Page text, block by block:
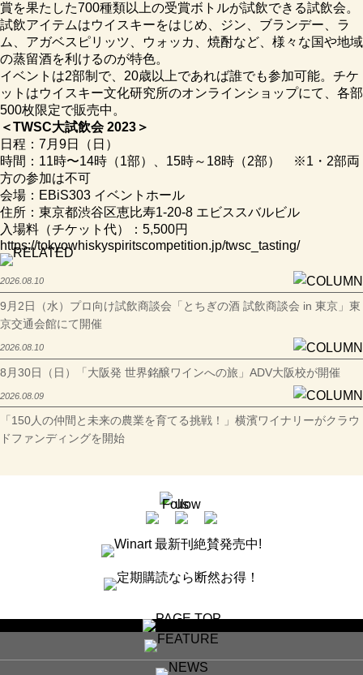
賞を果たした700種類以上の受賞ボトルが試飲できる試飲会。
試飲アイテムはウイスキーをはじめ、ジン、ブランデー、ラ
ム、アガベスピリッツ、ウォッカ、焼酎など、様々な国や地域
の蒸留酒を利けるのが特色。
イベントは2部制で、20歳以上であれば誰でも参加可能。チケ
ットはウイスキー文化研究所のオンラインショップにて、各部
500枚限定で販売中。
＜TWSC大試飲会 2023＞
日程：7月9日（日）
時間：11時〜14時（1部）、15時～18時（2部） ※1・2部両
方の参加は不可
会場：EBiS303 イベントホール
住所：東京都渋谷区恵比寿1-20-8 エビススバルビル
入場料（チケット代）：5,500円
https://tokyowhiskyspiritscompetition.jp/twsc_tasting/
2026.08.10
9月2日（水）プロ向け試飲商談会「とちぎの酒 試飲商談会 in 東京」東
京交通会館にて開催
2026.08.10
8月30日（日）「大阪発 世界銘醸ワインへの旅」ADV大阪校が開催
2026.08.09
「150人の仲間と未来の農業を育てる挑戦！」横濱ワイナリーがクラウ
ドファンディングを開始